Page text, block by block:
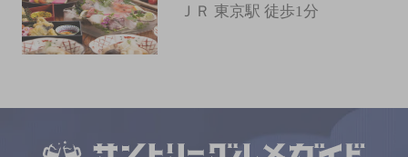
ＪＲ 東京駅 徒歩1分